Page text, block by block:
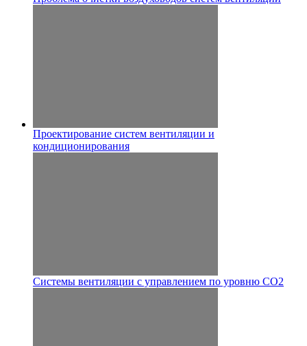
Проектирование систем вентиляции и
кондиционирования
Системы вентиляции с управлением по уровню CO2